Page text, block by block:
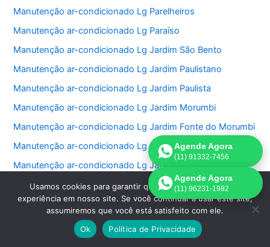
Manutenção ar-condicionado Lg Parelheiros
Manutenção ar-condicionado Lg Paraíso
Manutenção ar-condicionado Lg Jardim São Bento
Manutenção ar-condicionado Lg Jardim Paulistano
Manutenção ar-condicionado Lg Jardim Paulista
Manutenção ar-condicionado Lg Jardim Morumbi
Manutenção ar-condicionado Lg Jardim Fonte do Morumbi
Manutenção ar-condicionado Lg Jardim Europa
Manutenção ar-condicionado Lg Jardim das Perdizes
Manutenção ar-condicionado Lg Jardim das Acacias
Manutenção ar-condicionado Lg Jardim da Saúde
Manutenção ar-condicionado Lg Jardim Bonfiglioli
Agende Agora
(11) 91332-7456
Agende Agora
(11) 96231-1982
Usamos cookies para garantir que oferecemos a melhor
experiência em nosso site. Se você continuar a usar este site,
assumiremos que você está satisfeito com ele.
Ok
Política de Privacidade